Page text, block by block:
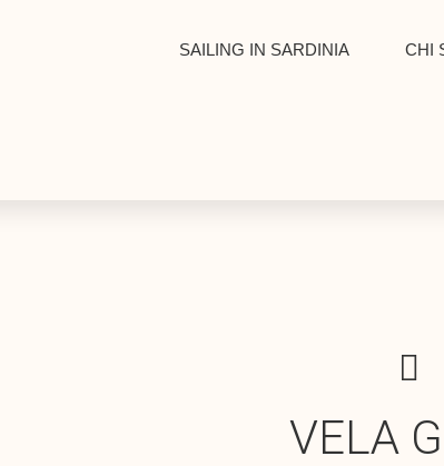
SAILING IN SARDINIA CHI
VELA